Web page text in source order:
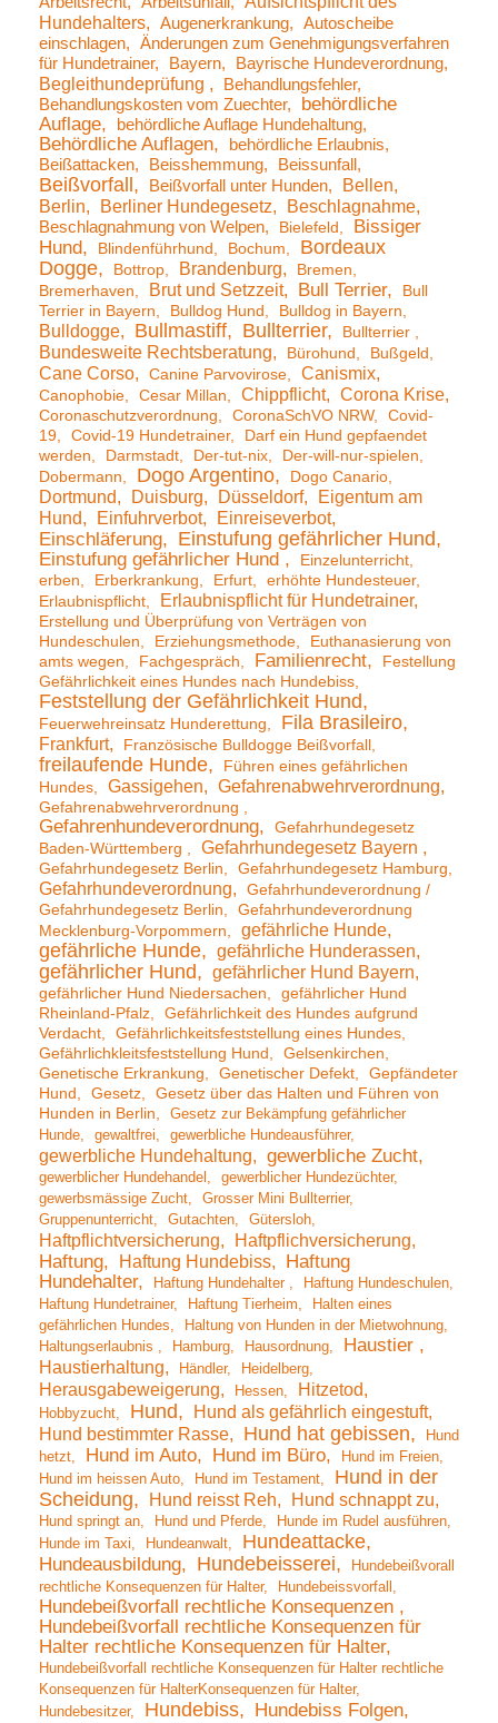
Hundehalters
Augenerkrankung
Autoscheibe
einschlagen
Änderungen zum Genehmigungsverfahren
für Hundetrainer
Bayern Bayrische Hundeverordnung
Begleithundeprüfung
Behandlungsfehler
Behandlungskosten vom Zuechter
behördliche
Auflage
behördliche Auflage Hundehaltung
Behördliche Auflagen
behördliche Erlaubnis
Beißattacken
Beisshemmung Beissunfall
Beißvorfall Beißvorfall unter Hunden
Bellen
Berlin
Berliner Hundegesetz Beschlagnahme
Beschlagnahmung von Welpen Bielefeld
Bissiger
Hund
Blindenführhund Bochum
Bordeaux
Dogge
Bottrop Brandenburg
Bremen
Bremerhaven
Brut und Setzzeit Bull Terrier
Bull
Terrier in Bayern
Bulldog Hund Bulldog in Bayern
Bulldogge Bullmastiff Bullterrier Bullterrier
Bundesweite Rechtsberatung Bürohund Bußgeld
Cane Corso Canine Parvovirose Canismix
Canophobie Cesar Millan Chippflicht Corona Krise
Coronaschutzverordnung CoronaSchVO NRW
Covid-
19
Covid-19 Hundetrainer
Darf ein Hund gepfaendet
werden
Darmstadt Der-tut-nix
Der-will-nur-spielen
Dobermann
Dogo Argentino Dogo Canario
Dortmund Duisburg Düsseldorf
Eigentum am
Hund
Einfuhrverbot Einreiseverbot
Einschläferung Einstufung gefährlicher Hund
Einstufung gefährlicher Hund
Einzelunterricht
erben
Erberkrankung Erfurt
erhöhte Hundesteuer
Erlaubnispflicht
Erlaubnispflicht für Hundetrainer
Erstellung und Überprüfung von Verträgen von
Hundeschulen
Erziehungsmethode
Euthanasierung von
amts wegen
Fachgespräch Familienrecht
Festellung
Gefährlichkeit eines Hundes nach Hundebiss
Feststellung der Gefährlichkeit Hund
Feuerwehreinsatz Hunderettung Fila Brasileiro
Frankfurt Französische Bulldogge Beißvorfall
freilaufende Hunde
Führen eines gefährlichen
Hundes
Gassigehen Gefahrenabwehrverordnung
Gefahrenabwehrverordnung
Gefahrenhundeverordnung
Gefahrhundegesetz
Baden-Württemberg
Gefahrhundegesetz Bayern
Gefahrhundegesetz Berlin Gefahrhundegesetz Hamburg
Gefahrhundeverordnung
Gefahrhundeverordnung /
Gefahrhundegesetz Berlin
Gefahrhundeverordnung
Mecklenburg-Vorpommern
gefährliche Hunde
gefährliche Hunde gefährliche Hunderassen
gefährlicher Hund gefährlicher Hund Bayern
gefährlicher Hund Niedersachen
gefährlicher Hund
Rheinland-Pfalz
Gefährlichkeit des Hundes aufgrund
Verdacht
Gefährlichkeitsfeststellung eines Hundes
Gefährlichkleitsfeststellung Hund
Gelsenkirchen
Genetische Erkrankung
Genetischer Defekt
Gepfändeter
Hund
Gesetz
Gesetz über das Halten und Führen von
Hunden in Berlin
Gesetz zur Bekämpfung gefährlicher
Hunde
gewaltfrei gewerbliche Hundeausführer
gewerbliche Hundehaltung gewerbliche Zucht
gewerblicher Hundehandel
gewerblicher Hundezüchter
gewerbsmässige Zucht
Grosser Mini Bullterrier
Gruppenunterricht
Gutachten Gütersloh
Haftpflichtversicherung Haftpflichversicherung
Haftung Haftung Hundebiss
Haftung
Hundehalter
Haftung Hundehalter
Haftung Hundeschulen
Haftung Hundetrainer
Haftung Tierheim
Halten eines
gefährlichen Hundes
Haltung von Hunden in der Mietwohnung
Haltungserlaubnis
Hamburg Hausordnung Haustier
Haustierhaltung Händler Heidelberg
Herausgabeweigerung Hessen Hitzetod
Hobbyzucht Hund
Hund als gefährlich eingestuft
Hund bestimmter Rasse
Hund hat gebissen
Hund
hetzt
Hund im Auto Hund im Büro
Hund im Freien
Hund im heissen Auto
Hund im Testament
Hund in der
Scheidung
Hund reisst Reh Hund schnappt zu
Hund springt an Hund und Pferde
Hunde im Rudel ausführen
Hunde im Taxi
Hundeanwalt Hundeattacke
Hundeausbildung Hundebeisserei
Hundebeißvorall
rechtliche Konsequenzen für Halter
Hundebeissvorfall
Hundebeißvorfall rechtliche Konsequenzen
Hundebeißvorfall rechtliche Konsequenzen für
Halter rechtliche Konsequenzen für Halter
Hundebeißvorfall rechtliche Konsequenzen für Halter rechtliche
Konsequenzen für HalterKonsequenzen für Halter
Hundebesitzer
Hundebiss Hundebiss Folgen